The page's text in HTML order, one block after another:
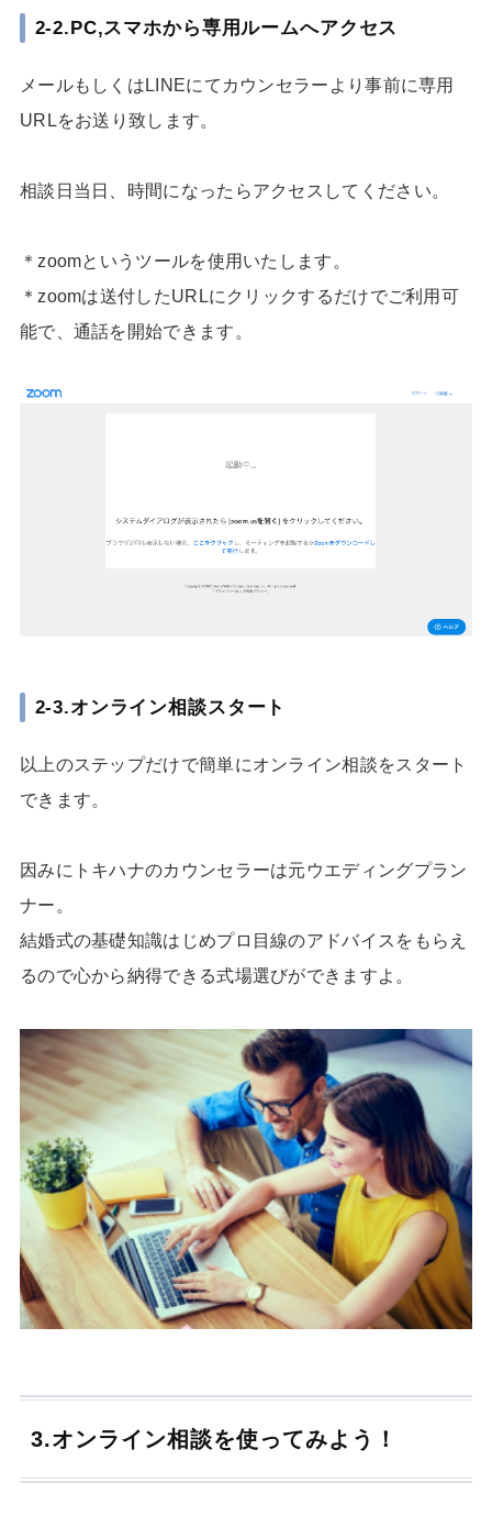
2-2.PC,スマホから専用ルームへアクセス
メールもしくはLINEにてカウンセラーより事前に専用
URLをお送り致します。
相談日当日、時間になったらアクセスしてください。
＊zoomというツールを使用いたします。
＊zoomは送付したURLにクリックするだけでご利用可
能で、通話を開始できます。
2-3.オンライン相談スタート
以上のステップだけで簡単にオンライン相談をスタート
できます。
因みにトキハナのカウンセラーは元ウエディングプラン
ナー。
結婚式の基礎知識はじめプロ目線のアドバイスをもらえ
るので心から納得できる式場選びができますよ。
3.オンライン相談を使ってみよう！